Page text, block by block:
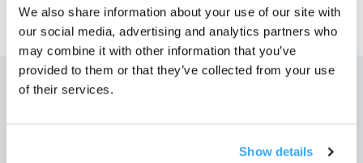
We also share information about your use of our site with
our social media, advertising and analytics partners who
may combine it with other information that you’ve
provided to them or that they’ve collected from your use
of their services.
Show details
Holen Sie sich die neuesten Nachrichten von ECOVACS